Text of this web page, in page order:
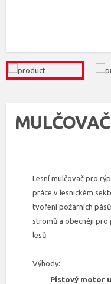
Lesní mulčovač pro
práce v lesnickém
tvoření požárních
stromů a obecněji
lesů.
Výhody:
Pístový motor